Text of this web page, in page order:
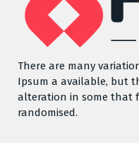
There are many
Ipsum a available, but
alteration in some that
randomised.